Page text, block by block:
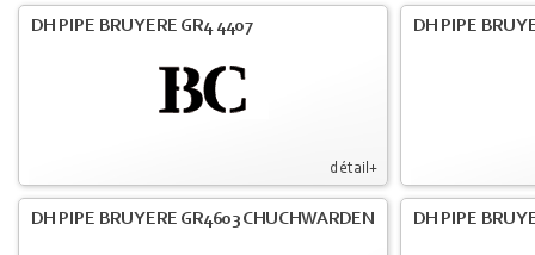
détail+
DH PIPE BRUYERE GR4 4407 DH PIPE
DH PIPE BRUYERE GR4603 CHUCHWARDEN DH PIPE